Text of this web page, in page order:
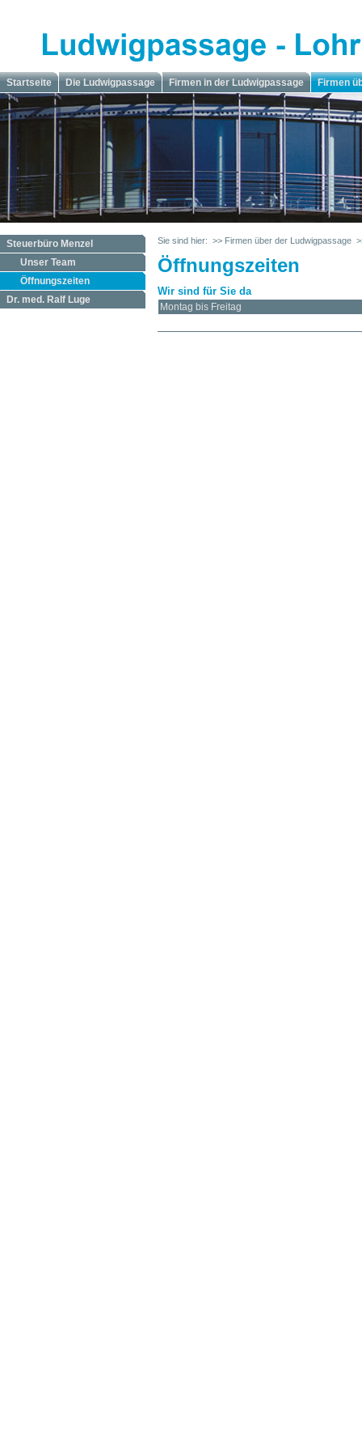
Startseite Die Ludwigpassage Firmen in der Ludwigpassage Firmen
Sie sind hier: >> Firmen über der Ludwigpassage
Steuerbüro Menzel
Unser Team
Öffnungszeiten
Dr. med. Ralf Luge
Öffnungszeiten
Wir sind für Sie da
Montag bis Freitag